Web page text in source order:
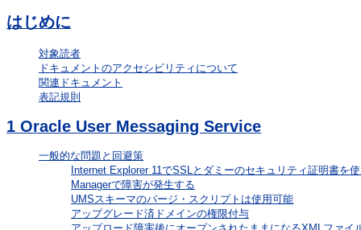
はじめに
対象読者
ドキュメントのアクセシビリティについて
関連ドキュメント
表記規則
1 Oracle User Messaging Service
一般的な問題と回避策
Internet Explorer 11でSSLとダミーのセキュリティ証明書を
Managerで障害が発生する
UMSスキーマのパージ・スクリプトは使用可能
アップグレード済ドメインの権限付与